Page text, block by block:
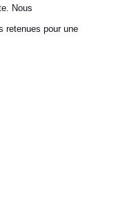
Nous
retenues pour une